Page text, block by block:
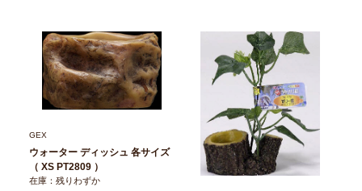
GEX
ウォーター ディッシュ 各サイズ
（ XS PT2809 ）
在庫：残りわずか